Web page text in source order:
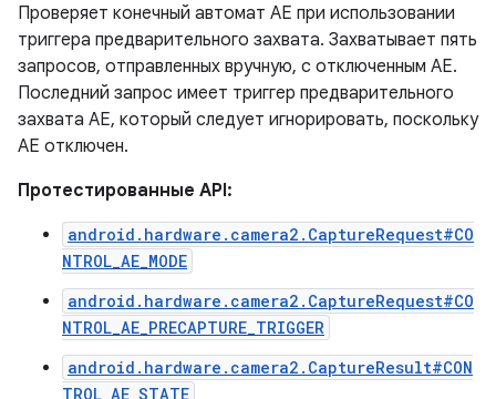
Проверяет конечный автомат AE при использовании
триггера предварительного захвата. Захватывает пять
запросов, отправленных вручную, с отключенным AE.
Последний запрос имеет триггер предварительного
захвата AE, который следует игнорировать, поскольку
AE отключен.
Протестированные API:
android.hardware.camera2.CaptureRequest#CO
NTROL_AE_MODE
android.hardware.camera2.CaptureRequest#CO
NTROL_AE_PRECAPTURE_TRIGGER
android.hardware.camera2.CaptureResult#CON
TROL_AE_STATE